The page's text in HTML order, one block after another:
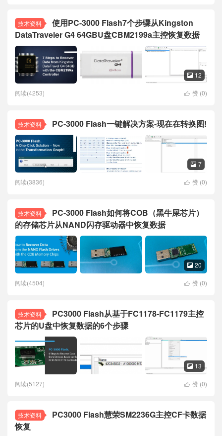
技术资料
使用PC-3000 Flash7个步骤从Kingston
DataTraveler G4 64GBU盘CBM2199a主控恢复数据
 12
 赞 (0)
阅读(4253)
技术资料 PC-3000 Flash一键解决方案-现在在转换图!
 7
 赞 (0)
阅读(3836)
技术资料
PC-3000 Flash如何将COB（黑牛屎芯片）
的存储芯片从NAND闪存驱动器中恢复数据
 20
 赞 (0)
阅读(4504)
技术资料
PC3000 Flash从基于FC1178-FC1179主控
芯片的U盘中恢复数据的6个步骤
 13
 赞 (0)
阅读(5127)
技术资料
PC3000 Flash慧荣SM2236G主控CF卡数据
恢复